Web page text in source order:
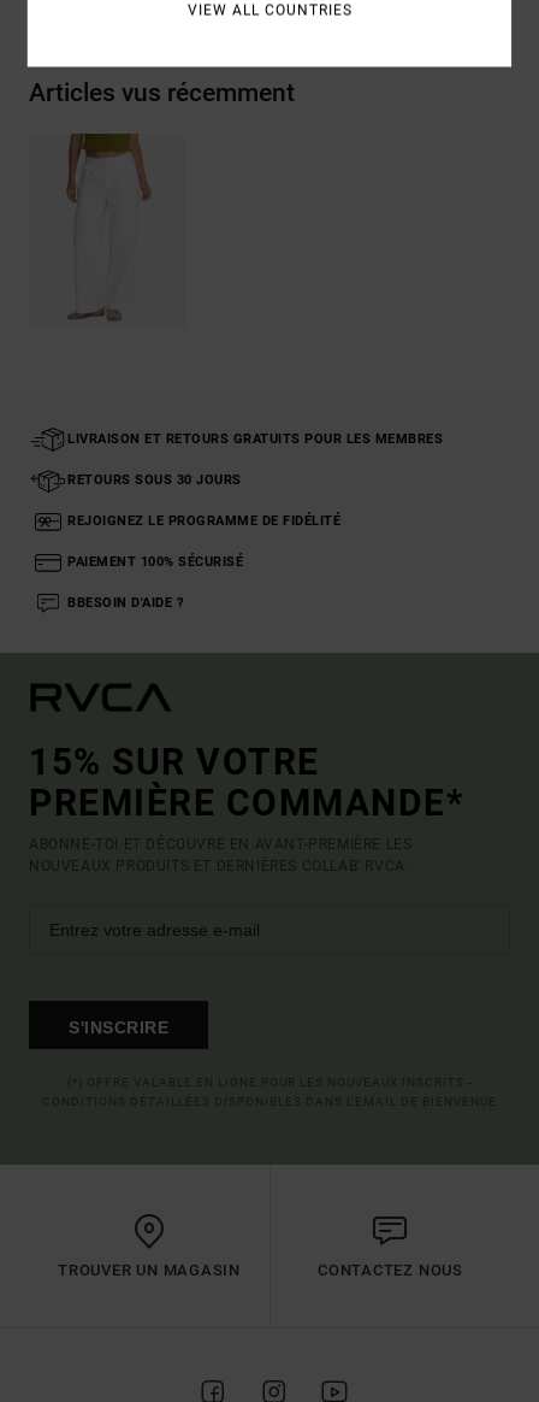
Articles vus récemment
LIVRAISON ET RETOURS GRATUITS POUR LES MEMBRES
RETOURS SOUS 30 JOURS
REJOIGNEZ LE PROGRAMME DE FIDÉLITÉ
PAIEMENT 100% SÉCURISÉ
BBESOIN D'AIDE ?
15% SUR VOTRE
PREMIÈRE COMMANDE*
ABONNE-TOI ET DÉCOUVRE EN AVANT-PREMIÈRE LES
NOUVEAUX PRODUITS ET DERNIÈRES COLLAB' RVCA.
S'INSCRIRE
TROUVER UN MAGASIN CONTACTEZ NOUS
VIEW ALL COUNTRIES